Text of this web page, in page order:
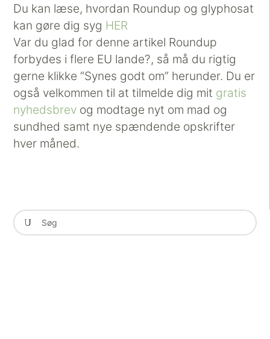
Du kan læse, hvordan Roundup og glyphosat
kan gøre dig syg HER
Var du glad for denne artikel Roundup
forbydes i flere EU lande?, så må du rigtig
gerne klikke “Synes godt om” herunder. Du er
også velkommen til at tilmelde dig mit gratis
nyhedsbrev og modtage nyt om mad og
sundhed samt nye spændende opskrifter
hver måned.